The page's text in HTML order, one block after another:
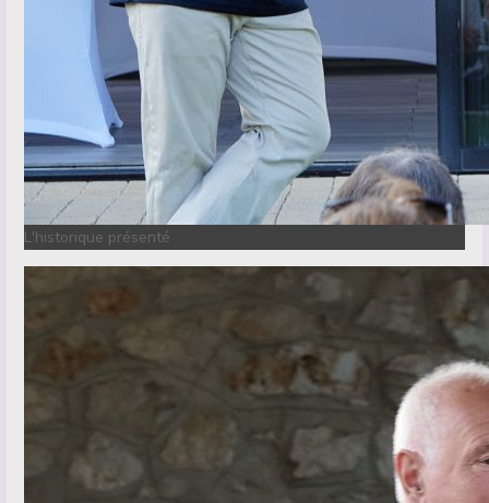
L'historique présenté